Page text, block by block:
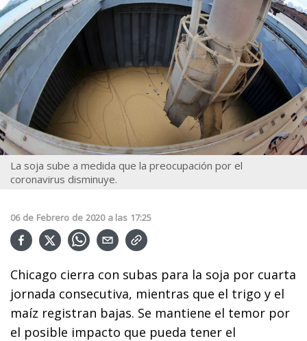
La soja sube a medida que la preocupación por el
coronavirus disminuye.
06 de Febrero de 2020 a las 17:25
Chicago cierra con subas para la soja por cuarta
jornada consecutiva, mientras que el trigo y el
maíz registran bajas. Se mantiene el temor por
el posible impacto que pueda tener el